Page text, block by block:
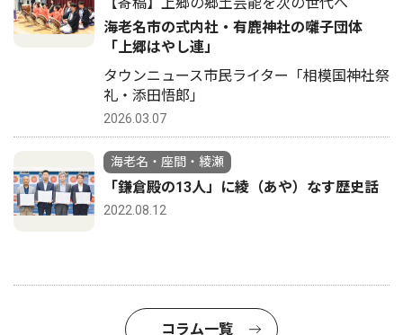
【寄稿】上郷の郷土芸能を次の世代へ
海老名市の式内社・有鹿神社の囃子団体
「上郷はやし連」
タウンニュース市民ライター「相模国神社祭
礼・添田悟郎」
2026.03.07
海老名・座間・綾瀬
「鎌倉殿の13人」に綾（あや）なす歴史話
2022.08.12
コラム一覧